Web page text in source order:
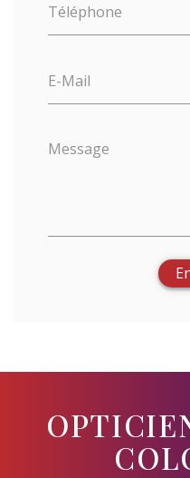
Téléphone
E-Mail
Message